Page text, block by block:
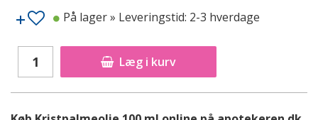
Læg i kurv
På lager» Leveringstid: 2-3 hverdage